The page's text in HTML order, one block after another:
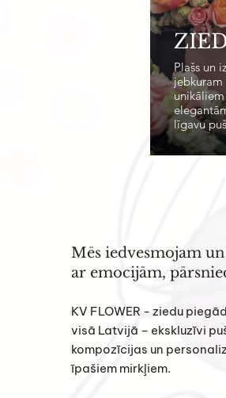
Plašs un
līgavu
Mēs iedvesmojam
ar emocijām,
KV FLOWER - ziedu
visā Latvijā – ekskluzīvi
kompozīcijas un
īpašiem mirkļiem.